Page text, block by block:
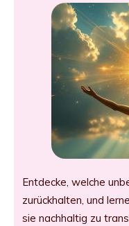
Entdecke, welche
zurückhalten, und
sie nachhaltig zu